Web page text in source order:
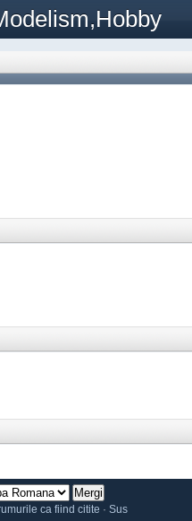
ca fiind citite · Sus